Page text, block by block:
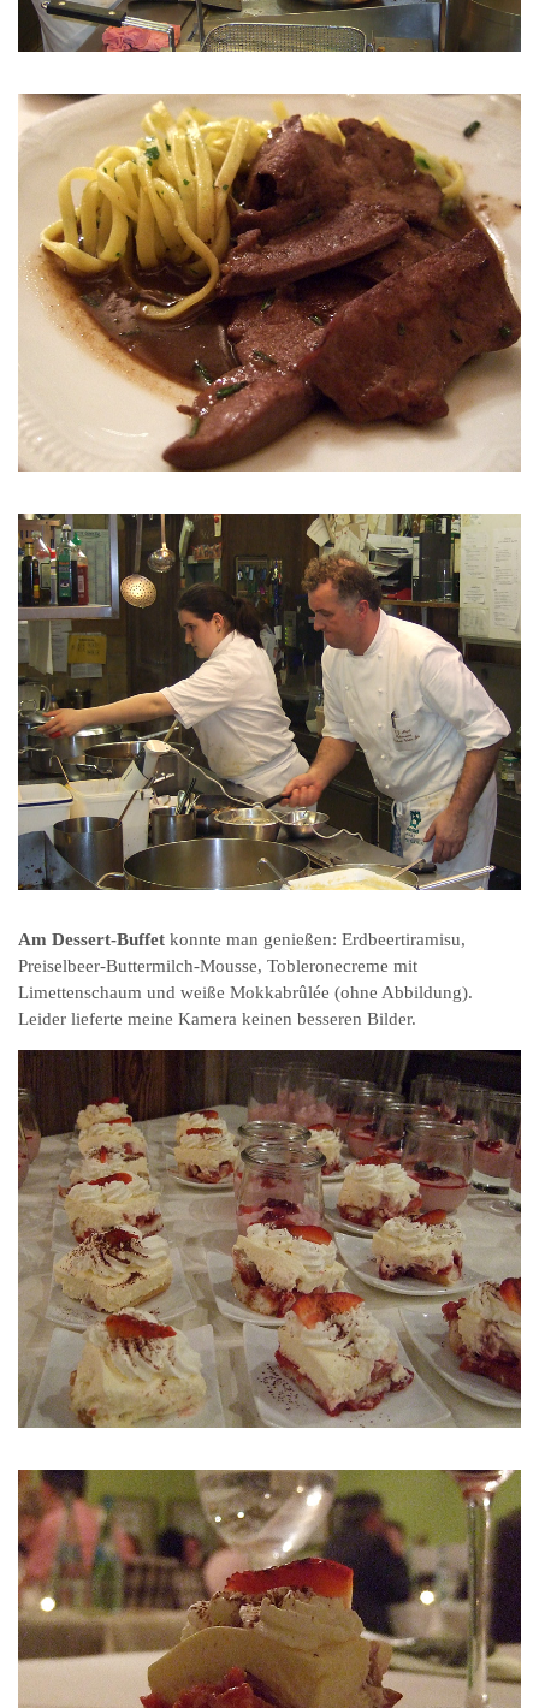
Am Dessert-Buffet konnte man genießen: Erdbeertiramisu,
Preiselbeer-Buttermilch-Mousse, Tobleronecreme mit
Limettenschaum und weiße Mokkabrûlée (ohne Abbildung).
Leider lieferte meine Kamera keinen besseren Bilder.